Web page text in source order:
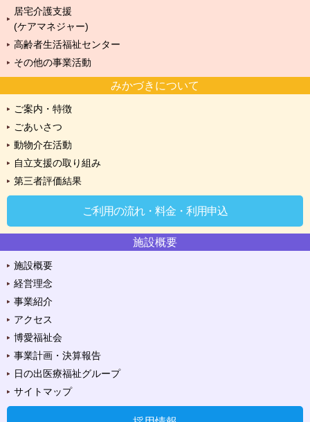
居宅介護支援
(ケアマネジャー)
高齢者生活福祉センター
その他の事業活動
みかづきについて
ご案内・特徴
ごあいさつ
動物介在活動
自立支援の取り組み
第三者評価結果
ご利用の流れ・料金・利用申込
施設概要
施設概要
経営理念
事業紹介
アクセス
博愛福祉会
事業計画・決算報告
日の出医療福祉グループ
サイトマップ